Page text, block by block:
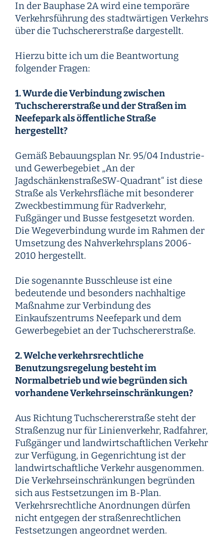
In der Bauphase 2A wird eine temporäre
Verkehrsführung des stadtwärtigen Verkehrs
über die Tuchschererstraße dargestellt.
Hierzu bitte ich um die Beantwortung
folgender Fragen:
1. Wurde die Verbindung zwischen
Tuchschererstraße und der Straßen im
Neefepark als öffentliche Straße
hergestellt?
Gemäß Bebauungsplan Nr. 95/04 Industrie-
und Gewerbegebiet „An der
JagdschänkenstraßeSW-Quadrant“ ist diese
Straße als Verkehrsfläche mit besonderer
Zweckbestimmung für Radverkehr,
Fußgänger und Busse festgesetzt worden.
Die Wegeverbindung wurde im Rahmen der
Umsetzung des Nahverkehrsplans 2006-
2010 hergestellt.
Die sogenannte Busschleuse ist eine
bedeutende und besonders nachhaltige
Maßnahme zur Verbindung des
Einkaufszentrums Neefepark und dem
Gewerbegebiet an der Tuchschererstraße.
2. Welche verkehrsrechtliche
Benutzungsregelung besteht im
Normalbetrieb und wie begründen sich
vorhandene Verkehrseinschränkungen?
Aus Richtung Tuchschererstraße steht der
Straßenzug nur für Linienverkehr, Radfahrer,
Fußgänger und landwirtschaftlichen Verkehr
zur Verfügung, in Gegenrichtung ist der
landwirtschaftliche Verkehr ausgenommen.
Die Verkehrseinschränkungen begründen
sich aus Festsetzungen im B-Plan.
Verkehrsrechtliche Anordnungen dürfen
nicht entgegen der straßenrechtlichen
Festsetzungen angeordnet werden.